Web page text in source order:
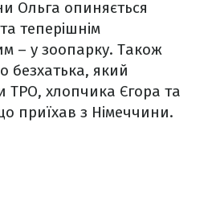
Ольга опиняється
теперішнім
– у зоопарку. Також
безхатька, який
ТРО, хлопчика Єгора та
приїхав з Німеччини.